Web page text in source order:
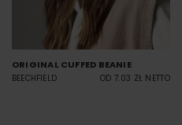
ORIGINAL CUFFED BEANIE
BEECHFIELD OD 7.03 ZŁ NETTO